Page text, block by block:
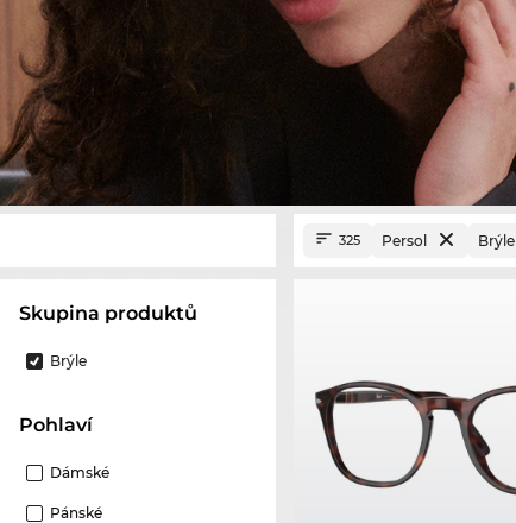
Skupina produktů
Brýle
Pohlaví
Dámské
Pánské
325 Persol Brýle